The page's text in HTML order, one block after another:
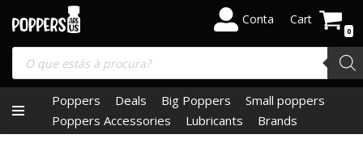
content
Conta Cart
0
Poppers Deals Big Poppers
Small poppers
Poppers Accessories
Lubricants Brands